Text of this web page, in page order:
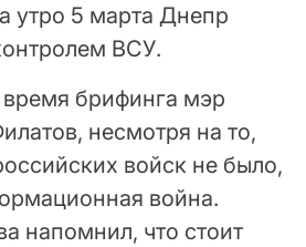
утро 5 марта Днепр
ВСУ.
брифинга мэр
несмотря на то,
войск не было,
война.
напомнил, что стоит